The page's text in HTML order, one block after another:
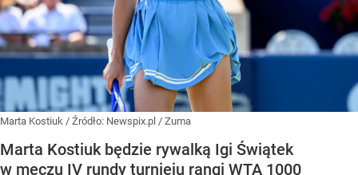
Marta Kostiuk / Źródło: Newspix.pl / Zuma
Marta Kostiuk będzie rywalką Igi Świątek
w meczu IV rundy turnieju rangi WTA 1000